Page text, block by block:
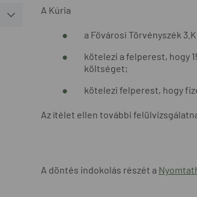
A Kúria
a Fővárosi Törvényszék
kötelezi a felperest, hogy
költséget;
kötelezi felperest, hogy
Az ítélet ellen további
A döntés indokolás részét a